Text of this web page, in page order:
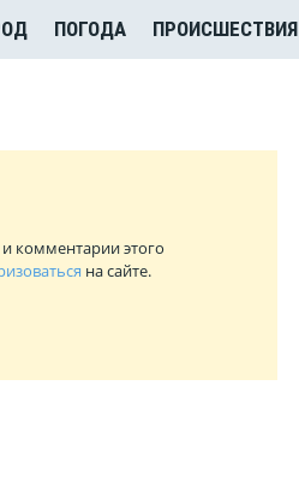
ПОГОДА ПРОИСШЕСТВИЯ
комментарии этого
на сайте.